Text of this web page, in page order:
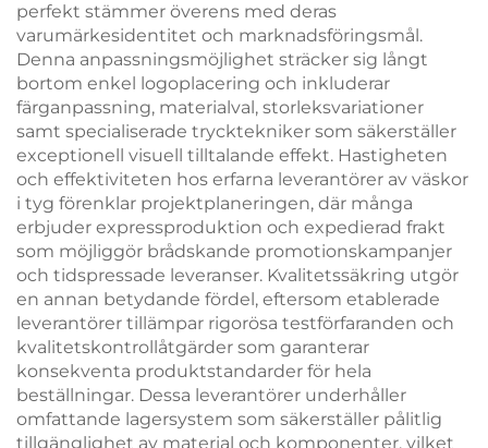
perfekt stämmer överens med deras
varumärkesidentitet och marknadsföringsmål.
Denna anpassningsmöjlighet sträcker sig långt
bortom enkel logoplacering och inkluderar
färganpassning, materialval, storleksvariationer
samt specialiserade trycktekniker som säkerställer
exceptionell visuell tilltalande effekt. Hastigheten
och effektiviteten hos erfarna leverantörer av väskor
i tyg förenklar projektplaneringen, där många
erbjuder expressproduktion och expedierad frakt
som möjliggör brådskande promotionskampanjer
och tidspressade leveranser. Kvalitetssäkring utgör
en annan betydande fördel, eftersom etablerade
leverantörer tillämpar rigorösa testförfaranden och
kvalitetskontrollåtgärder som garanterar
konsekventa produktstandarder för hela
beställningar. Dessa leverantörer underhåller
omfattande lagersystem som säkerställer pålitlig
tillgänglighet av material och komponenter, vilket